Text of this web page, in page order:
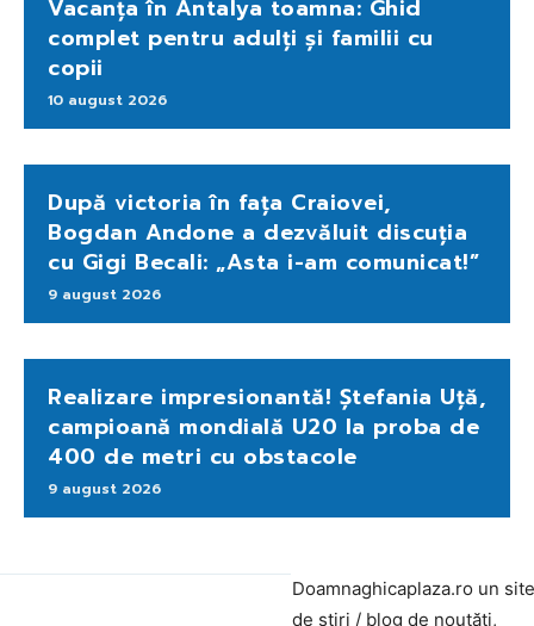
Vacanța în Antalya toamna: Ghid
complet pentru adulți și familii cu
copii
10 august 2026
După victoria în fața Craiovei,
Bogdan Andone a dezvăluit discuția
cu Gigi Becali: „Asta i-am comunicat!”
9 august 2026
Realizare impresionantă! Ștefania Uță,
campioană mondială U20 la proba de
400 de metri cu obstacole
9 august 2026
Doamnaghicaplaza.ro un site
de știri / blog de noutăți,